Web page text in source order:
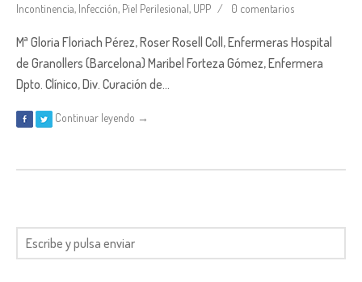
Incontinencia, Infección, Piel Perilesional, UPP 0 comentarios
Mª Gloria Floriach Pérez, Roser Rosell Coll, Enfermeras Hospital
de Granollers (Barcelona) Maribel Forteza Gómez, Enfermera
Dpto. Clínico, Div. Curación de…
Continuar leyendo →